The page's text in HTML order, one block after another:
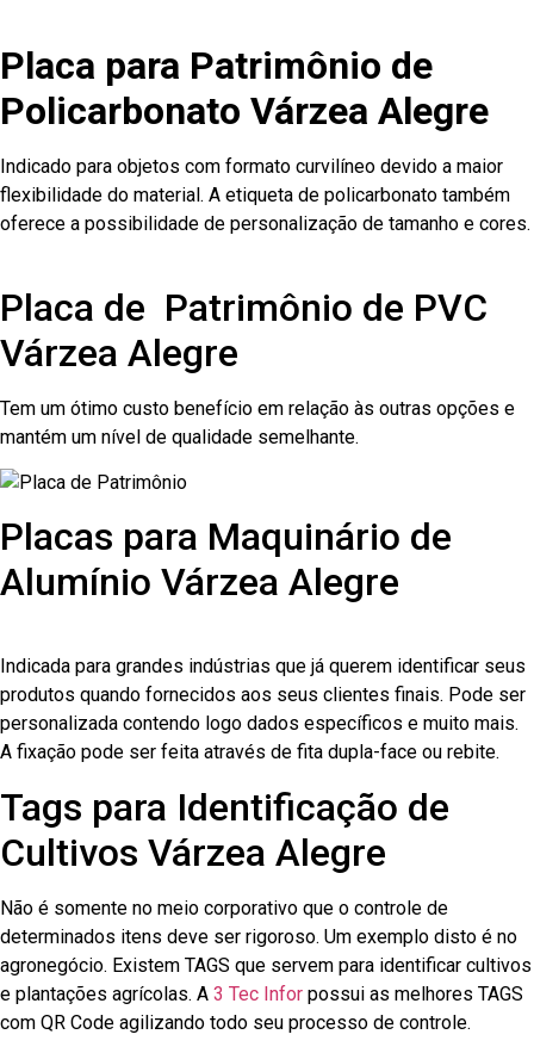
Placa para Patrimônio de
Policarbonato Várzea Alegre
Indicado para objetos com formato curvilíneo devido a maior
flexibilidade do material. A etiqueta de policarbonato também
oferece a possibilidade de personalização de tamanho e cores.
Placa de Patrimônio de PVC
Várzea Alegre
Tem um ótimo custo benefício em relação às outras opções e
mantém um nível de qualidade semelhante.
Placas para Maquinário de
Alumínio Várzea Alegre
Indicada para grandes indústrias que já querem identificar seus
produtos quando fornecidos aos seus clientes finais. Pode ser
personalizada contendo logo dados específicos e muito mais.
A fixação pode ser feita através de fita dupla-face ou rebite.
Tags para Identificação de
Cultivos Várzea Alegre
Não é somente no meio corporativo que o controle de
determinados itens deve ser rigoroso. Um exemplo disto é no
agronegócio. Existem TAGS que servem para identificar cultivos
e plantações agrícolas. A 3 Tec Infor possui as melhores TAGS
com QR Code agilizando todo seu processo de controle.